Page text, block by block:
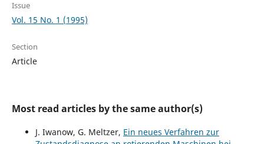
Issue
Vol. 15 No. 1 (1995)
Section
Article
Most read articles by the same author(s)
J. Iwanow, G. Meltzer, Ein neues Verfahren zur